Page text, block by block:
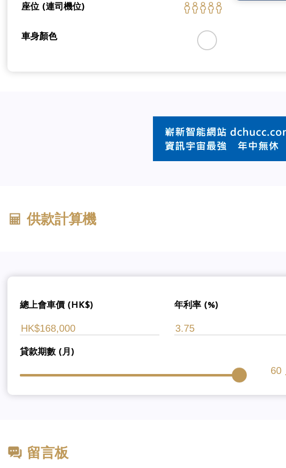
座位 (連司機位)
車身顏色
供款計算機
總上會車價 (HK$) 年利率 (%)
貸款期數 (月)
60
留言板